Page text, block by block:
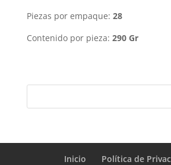
Piezas por empaque: 28
Contenido por pieza: 290 Gr
Inicio
Política de